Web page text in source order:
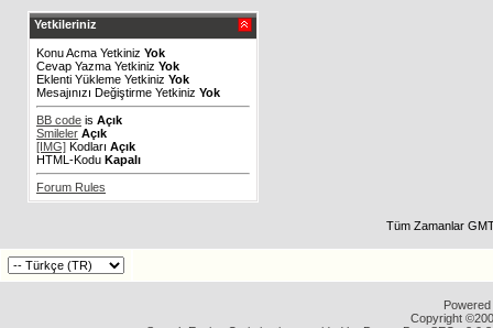
Yetkileriniz
Konu Acma Yetkiniz Yok
Cevap Yazma Yetkiniz Yok
Eklenti Yükleme Yetkiniz Yok
Mesajınızı Değiştirme Yetkiniz Yok
BB code is Açık
Smileler Açık
[IMG] Kodları Açık
HTML-Kodu Kapalı
Forum Rules
Tüm Zamanlar
Copyright